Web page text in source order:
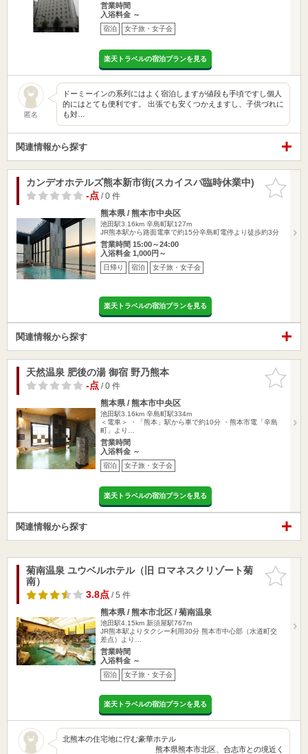
営業時間
入浴料金 ～
宿泊 女子旅・女子会
楽天トラベルの宿泊プランを見る
匿名
ドーミーインの系列にはよく宿泊しますが値段も手頃ですし個人
的にはとても便利です。 出張でも安くつかえますし、子供づれに
も対…
関連情報から探す
お気に入
りに追加
カンデオホテルズ熊本新市街(スカイスパ臨時休業中)
-点/ 0 件
熊本県 / 熊本市中央区
池田駅3.16km 辛島町駅127m
JR熊本駅から路面電車で約15分辛島町電停より徒歩約3分
営業時間 15:00～24:00
入浴料金 1,000円～
日帰り 宿泊 女子旅・女子会
楽天トラベルの宿泊プランを見る
関連情報から探す
お気に入
りに追加
天然温泉 肥後の湯 御宿 野乃熊本
-点/ 0 件
熊本県 / 熊本市中央区
池田駅3.16km 辛島町駅334m
＜電車＞ ・「熊本」駅から車で約10分 ・熊本市電「辛島
町」より…
営業時間
入浴料金 ～
宿泊 女子旅・女子会
楽天トラベルの宿泊プランを見る
関連情報から探す
お気に入
りに追加
菊南温泉 ユウベルホテル（旧 ロマネスクリゾート菊
南）
3.8点/ 5 件
熊本県 / 熊本市北区 / 菊南温泉
池田駅4.15km 新須屋駅767m
JR熊本駅よりタクシー利用30分 熊本市中心部（水道町交
差点）より…
営業時間
入浴料金 ～
宿泊 女子旅・女子会
楽天トラベルの宿泊プランを見る
北熊本の住宅地に佇む豪華ホテル
熊本県熊本市北区、合志市との境近く